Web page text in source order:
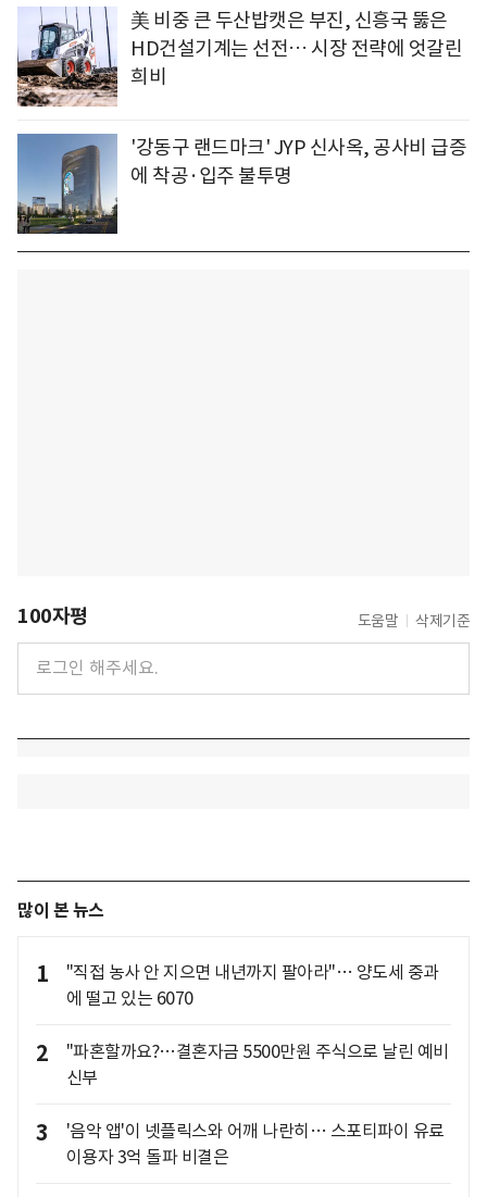
美 비중 큰 두산밥캣은 부진, 신흥국 뚫은
HD건설기계는 선전… 시장 전략에 엇갈린
희비
'강동구 랜드마크' JYP 신사옥, 공사비 급증
에 착공·입주 불투명
100자평 도움말 삭제기준
많이 본 뉴스
1
"직접 농사 안 지으면 내년까지 팔아라"… 양도세 중과
에 떨고 있는 6070
2
"파혼할까요?…결혼자금 5500만원 주식으로 날린 예비
신부
3
'음악 앱'이 넷플릭스와 어깨 나란히… 스포티파이 유료
이용자 3억 돌파 비결은